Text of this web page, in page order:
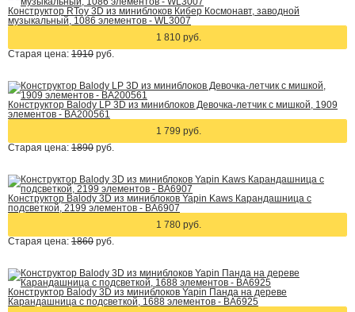
Конструктор RToy 3D из миниблоков Кибер Космонавт, заводной
музыкальный, 1086 элементов - WL3007
1 810 руб.
Старая цена: 1910 руб.
Конструктор Balody LP 3D из миниблоков Девочка-летчик с мишкой, 1909
элементов - BA200561
1 799 руб.
Старая цена: 1890 руб.
Конструктор Balody 3D из миниблоков Yapin Kaws Карандашница с
подсветкой, 2199 элементов - BA6907
1 780 руб.
Старая цена: 1860 руб.
Конструктор Balody 3D из миниблоков Yapin Панда на дереве
Карандашница с подсветкой, 1688 элементов - BA6925